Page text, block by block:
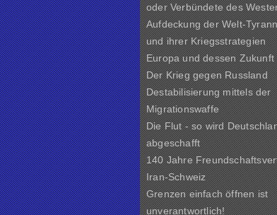
oder Verbündete des
Aufdeckung der Welt-
und ihrer Kriegsstrategien
Europa und dessen Zukunft
Der Krieg gegen Russland
Destabilisierung mittels der
Migrationswaffe
Die Flut - so wird
abgeschafft
140 Jahre
Iran-Schweiz
Grenzen einfach öffnen ist
unverantwortlich!